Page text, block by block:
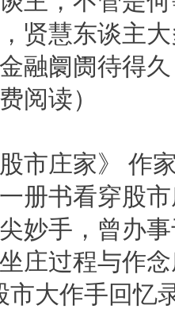
贤慧东谈主
融阛阓待得
阅读）
股市庄家》 作
册书看穿股
妙手，曾办
庄过程与作
市大作手回忆